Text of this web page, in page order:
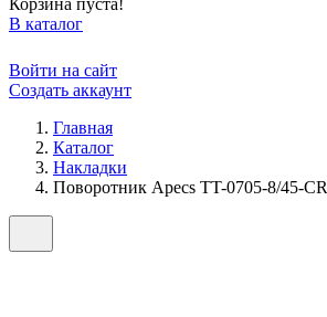
Корзина пуста!
В каталог
Войти на сайт
Создать аккаунт
Главная
Каталог
Накладки
Поворотник Apecs TT-0705-8/45-CR